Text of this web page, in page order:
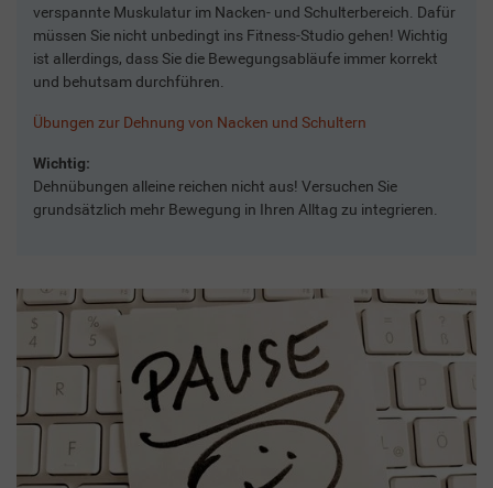
verspannte Muskulatur im Nacken- und Schulterbereich. Dafür
müssen Sie nicht unbedingt ins Fitness-Studio gehen! Wichtig
ist allerdings, dass Sie die Bewegungsabläufe immer korrekt
und behutsam durchführen.
Übungen zur Dehnung von Nacken und Schultern
Wichtig:
Dehnübungen alleine reichen nicht aus! Versuchen Sie
grundsätzlich mehr Bewegung in Ihren Alltag zu integrieren.